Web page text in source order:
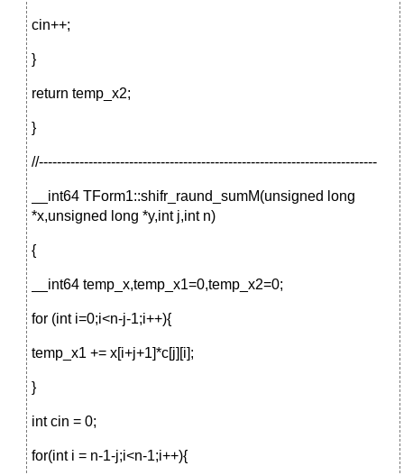
cin++;
}
return temp_x2;
}
//---------------------------------------------------------------------------
__int64 TForm1::shifr_raund_sumM(unsigned long
*x,unsigned long *y,int j,int n)
{
__int64 temp_x,temp_x1=0,temp_x2=0;
for (int i=0;i<n-j-1;i++){
temp_x1 += x[i+j+1]*c[j][i];
}
int cin = 0;
for(int i = n-1-j;i<n-1;i++){